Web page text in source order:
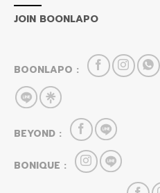
JOIN BOONLAPO
BOONLAPO :
BEYOND :
BONIQUE :